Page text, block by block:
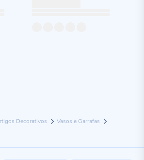
Decorativos Vasos e Garrafas